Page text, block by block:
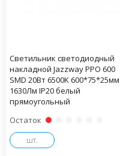
Светильник светодиодный
накладной Jazzway PPО 600
SMD 20Вт 6500K 600*75*25мм
1630Лм IP20 белый
прямоугольный
Остаток
шт.